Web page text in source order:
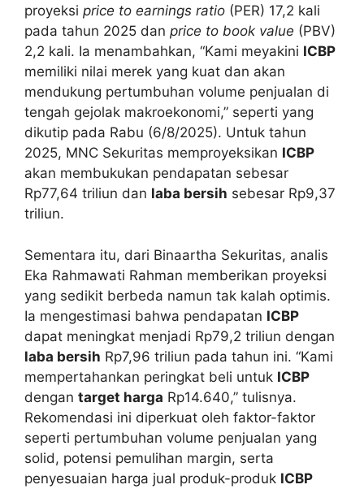
proyeksi price to earnings ratio (PER) 17,2 kali
pada tahun 2025 dan price to book value (PBV)
2,2 kali. Ia menambahkan, “Kami meyakini ICBP
memiliki nilai merek yang kuat dan akan
mendukung pertumbuhan volume penjualan di
tengah gejolak makroekonomi,” seperti yang
dikutip pada Rabu (6/8/2025). Untuk tahun
2025, MNC Sekuritas memproyeksikan ICBP
akan membukukan pendapatan sebesar
Rp77,64 triliun dan laba bersih sebesar Rp9,37
triliun.
Sementara itu, dari Binaartha Sekuritas, analis
Eka Rahmawati Rahman memberikan proyeksi
yang sedikit berbeda namun tak kalah optimis.
Ia mengestimasi bahwa pendapatan ICBP
dapat meningkat menjadi Rp79,2 triliun dengan
laba bersih Rp7,96 triliun pada tahun ini. “Kami
mempertahankan peringkat beli untuk ICBP
dengan target harga Rp14.640,” tulisnya.
Rekomendasi ini diperkuat oleh faktor-faktor
seperti pertumbuhan volume penjualan yang
solid, potensi pemulihan margin, serta
penyesuaian harga jual produk-produk ICBP